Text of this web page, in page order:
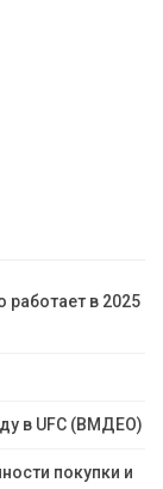
работает в 2025
в UFC (ВМДЕО)
покупки и